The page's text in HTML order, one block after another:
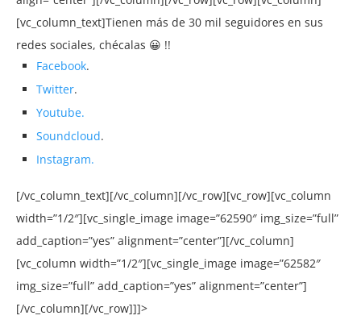
[vc_column_text]Tienen más de 30 mil seguidores en sus
redes sociales, chécalas 😀 !!
Facebook.
Twitter.
Youtube.
Soundcloud.
Instagram.
[/vc_column_text][/vc_column][/vc_row][vc_row][vc_column
width=”1/2″][vc_single_image image=”62590″ img_size=”full”
add_caption=”yes” alignment=”center”][/vc_column]
[vc_column width=”1/2″][vc_single_image image=”62582″
img_size=”full” add_caption=”yes” alignment=”center”]
[/vc_column][/vc_row]]]>